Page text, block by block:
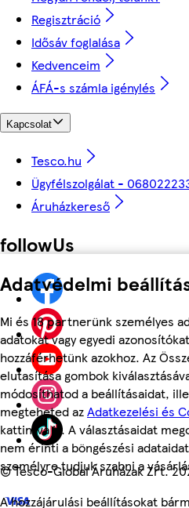
Adatvédelmi
Mi és 18 partnerünk személyes
adatokat vagy egyedi
hozzáférhetünk azokhoz. Az
elutasítása gombok
módosíthatod a beállításaidat,
megteheted azAdatkezelési és
kattintva is. A választásaidat
nem érinti a böngészési
személyre tudjuk szabni a
A hozzájárulási beállításokat
Regisztráció
Idősáv foglalása
Kedvenceim
ÁFÁ-s számla igénylés
Kapcsolat
Tesco.hu
Ügyfélszolgálat -
Áruházkereső
followUs
©Tesco-Global Áruházak Zrt.